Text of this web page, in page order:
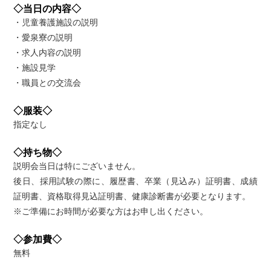
◇当日の内容◇
・児童養護施設の説明
・愛泉寮の説明
・求人内容の説明
・施設見学
・職員との交流会
◇服装◇
指定なし
◇持ち物◇
説明会当日は特にございません。
後日、採用試験の際に、履歴書、卒業（見込み）証明書、成績
証明書、資格取得見込証明書、健康診断書が必要となります。
※ご準備にお時間が必要な方はお申し出ください。
◇参加費◇
無料